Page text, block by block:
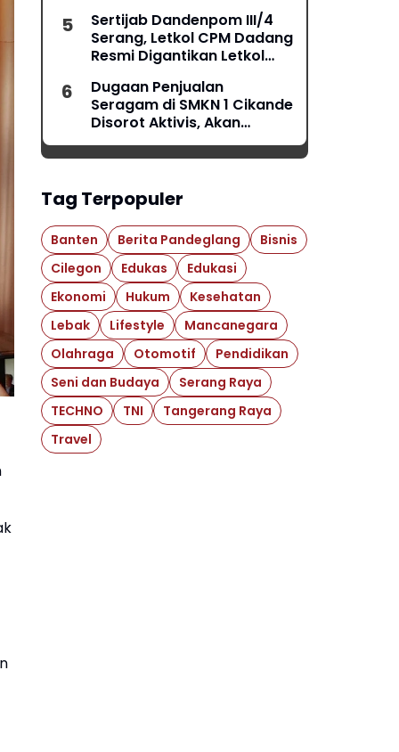
Sertijab Dandenpom III/4
Serang, Letkol CPM Dadang
Resmi Digantikan Letkol
Dugaan Penjualan
Seragam di SMKN 1 Cikande
Disorot Aktivis, Akan
Dilaporkan ke Ombudsman
Tag Terpopuler
Banten Berita Pandeglang
Bisnis
Cilegon
Edukas
Edukasi
Ekonomi
Hukum
Kesehatan
Lebak
Lifestyle
Mancanegara
Olahraga
Otomotif
Pendidikan
Seni dan Budaya
Serang Raya
TECHNO
TNI
Tangerang Raya
Travel